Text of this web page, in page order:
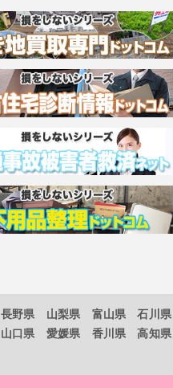
長野県 山梨県 富山県
石川県
山口県 愛媛県 香川県
高知県